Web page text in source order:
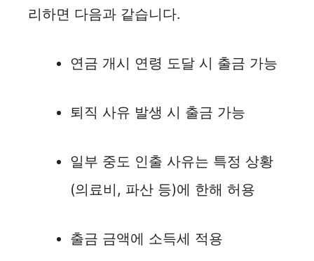
리하면 다음과 같습니다.
연금 개시 연령 도달 시 출금 가능
퇴직 사유 발생 시 출금 가능
일부 중도 인출 사유는 특정 상황
(의료비, 파산 등)에 한해 허용
출금 금액에 소득세 적용